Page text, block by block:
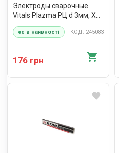
Электроды сварочные
Vitals Plazma РЦ d 3мм, X
1кг
є в наявності КОД: 245083
176 грн